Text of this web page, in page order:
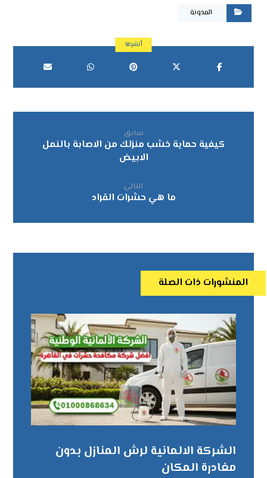
المدونة
سابق
كيفية حماية خشب منزلك من الاصابة بالنمل
الابيض
التالي
ما هي حشرات القراد
المنشورات ذات الصلة
الشركة الالمانية لرش المنازل بدون
مغادرة المكان